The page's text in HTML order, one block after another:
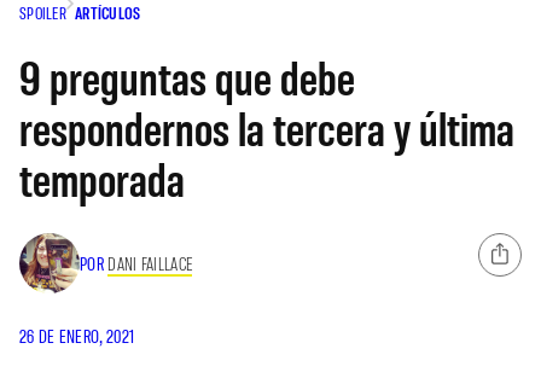
SPOILER ARTÍCULOS
9 preguntas que debe
respondernos la tercera y última
temporada
POR DANI FAILLACE
26 DE ENERO, 2021